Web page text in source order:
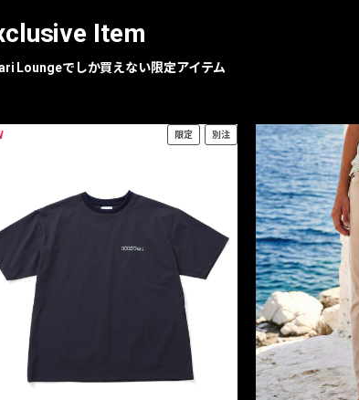
Item
Loungeでしか買えない限定アイテム
限定 別注